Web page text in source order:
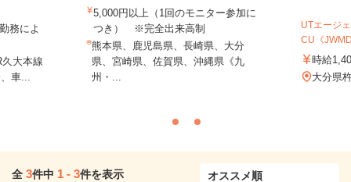
務によ
大本線
車...
5,000円以上（1回のモニター参加に
つき） ※完全出来高制
熊本県、鹿児島県、長崎県、大分
県、宮崎県、佐賀県、沖縄県《九
州・...
UTエージ
CU《
時給
大分県
全 3件中 1 - 3件を表示